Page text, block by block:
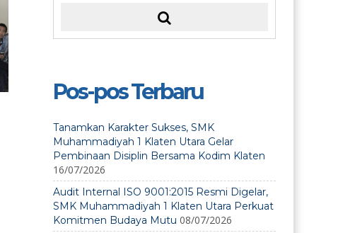
Pos-pos Terbaru
Tanamkan Karakter Sukses, SMK
Muhammadiyah 1 Klaten Utara Gelar
Pembinaan Disiplin Bersama Kodim Klaten
16/07/2026
Audit Internal ISO 9001:2015 Resmi Digelar,
SMK Muhammadiyah 1 Klaten Utara Perkuat
Komitmen Budaya Mutu 08/07/2026